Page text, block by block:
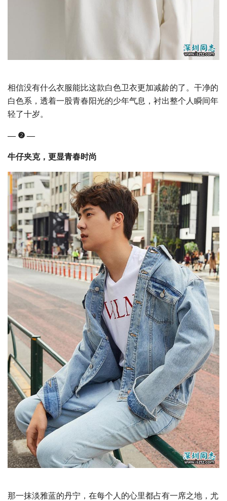
相信没有什么衣服能比这款白色卫衣更加减龄的了。干净的
白色系，透着一股青春阳光的少年气息，衬出整个人瞬间年
轻了十岁。
— ❷ —
牛仔夹克，更显青春时尚
那一抹淡雅蓝的丹宁，在每个人的心里都占有一席之地，尤